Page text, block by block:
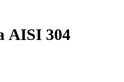
AISI 304